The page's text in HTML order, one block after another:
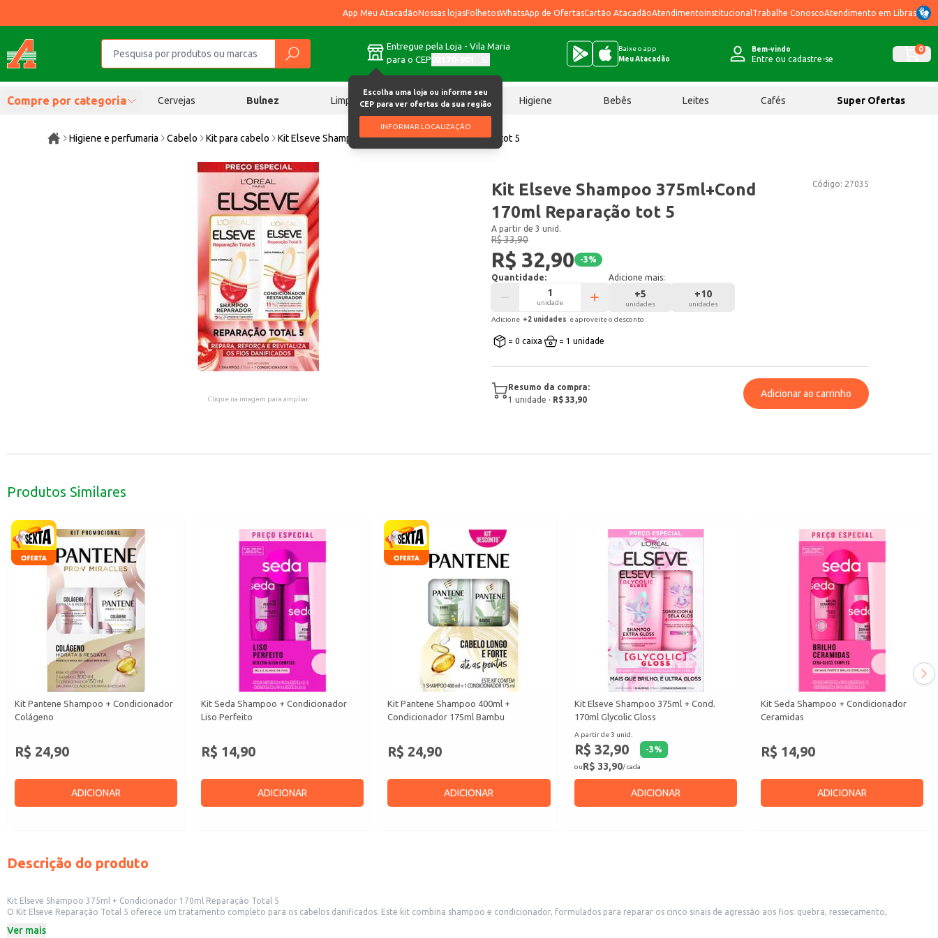
App Meu AtacadãoNossas lojasFolhetosWhatsApp de OfertasCartão AtacadãoAtendimentoInstitucional Trabalhe ConoscoAtendimento em Libras
Entregue pela Loja - Vila Maria
para o CEP
Escolha uma loja ou informe seu
CEP para ver ofertas da sua região
INFORMAR LOCALIZAÇÃO
Baixe o app
Meu Atacadão
Bem-vindo
Entre ou cadastre-se
0
Compre por categoria Cervejas Bulnez Limpeza Chocolates Higiene Bebês Leites Cafés Super Ofertas
Higiene e perfumaria Cabelo Kit para cabelo Kit Elseve Shampoo 375ml+Cond 170ml Reparação tot 5
Clique na imagem para ampliar.
Código: 27035
Kit Elseve Shampoo 375ml+Cond
170ml Reparação tot 5
A partir de 3 unid.
R$ 33,90
R$ 32,90 -3%
Quantidade:
unidade
Adicione mais:
+5
unidades
+10
unidades
Adicione +2 unidades e aproveite o desconto
= 0 caixa = 1 unidade
Resumo da compra:
1 unidade · R$ 33,90
Adicionar ao carrinho
Produtos Similares
Kit Pantene Shampoo + Condicionador
Colágeno
R$ 24,90
ADICIONAR
Kit Seda Shampoo + Condicionador
Liso Perfeito
R$ 14,90
ADICIONAR
Kit Pantene Shampoo 400ml +
Condicionador 175ml Bambu
R$ 24,90
ADICIONAR
Kit Elseve Shampoo 375ml + Cond.
170ml Glycolic Gloss
A partir de 3 unid.
R$ 32,90 -3%
ouR$ 33,90/ cada
ADICIONAR
Kit Seda Shampoo + Condicionador
Ceramidas
R$ 14,90
ADICIONAR
Descrição do produto
Kit Elseve Shampoo 375ml + Condicionador 170ml Reparação Total 5
O Kit Elseve Reparação Total 5 oferece um tratamento completo para os cabelos danificados. Este kit combina shampoo e condicionador, formulados para reparar os cinco sinais de agressão aos fios: quebra, ressecamento,
Dicas de Uso:
Ver mais